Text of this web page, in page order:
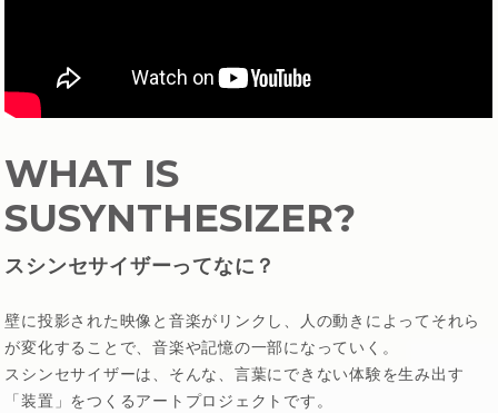
WHAT IS
SUSYNTHESIZER?
スシンセサイザーってなに？
壁に投影された映像と音楽がリンクし、人の動きによってそれら
が変化することで、音楽や記憶の一部になっていく。
スシンセサイザーは、そんな、言葉にできない体験を生み出す
「装置」をつくるアートプロジェクトです。